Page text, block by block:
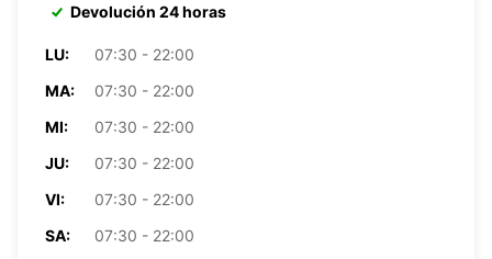
Devolución 24 horas
LU:
07:30 - 22:00
MA:
07:30 - 22:00
MI:
07:30 - 22:00
JU:
07:30 - 22:00
VI:
07:30 - 22:00
SA:
07:30 - 22:00